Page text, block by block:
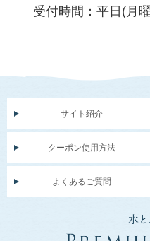
受付時間：平日(月
サイト紹介
クーポン使用方法
よくあるご質問